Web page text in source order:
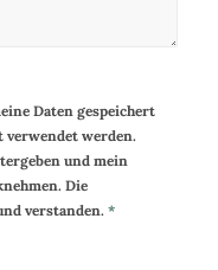
Daten gespeichert
werden.
und mein
Die
verstanden. *